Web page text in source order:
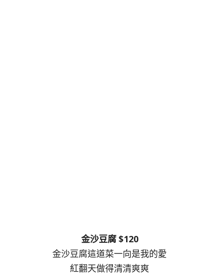
金沙豆腐 $120
金沙豆腐這道菜一向是我的愛
紅翻天做得清清爽爽